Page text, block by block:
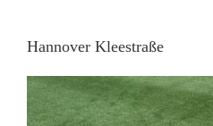
Hannover Kleestraße